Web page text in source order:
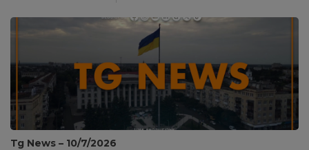
Tg News – 10/7/2026